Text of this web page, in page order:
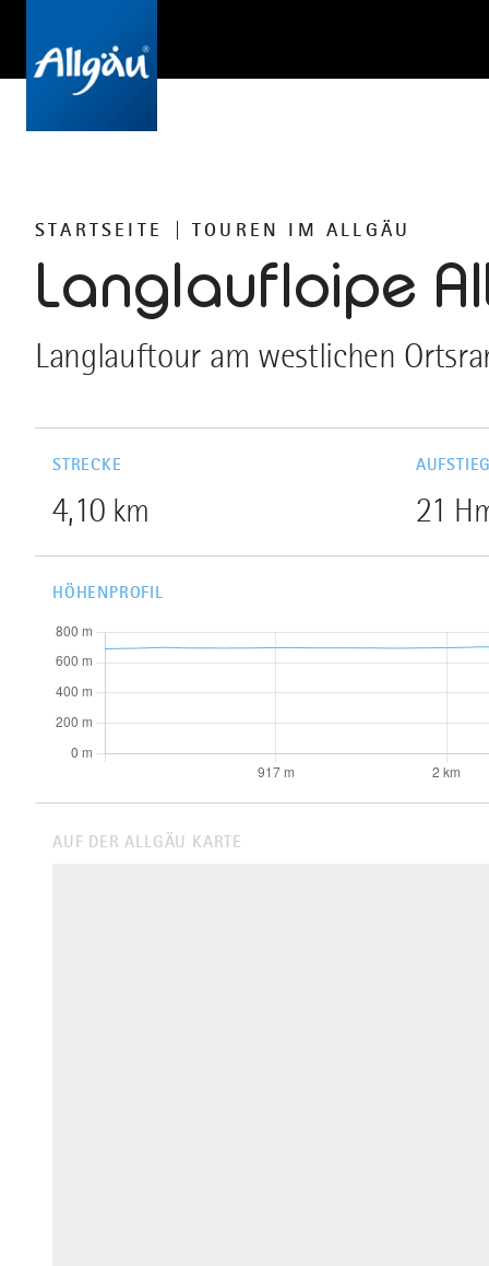
STARTSEITE TOUREN IM ALLGÄU
Langlaufloipe
Langlauftour am westlichen
STRECKE
4,10 km
AUFSTIEG
21
HÖHENPROFIL
AUF DER ALLGÄU KARTE